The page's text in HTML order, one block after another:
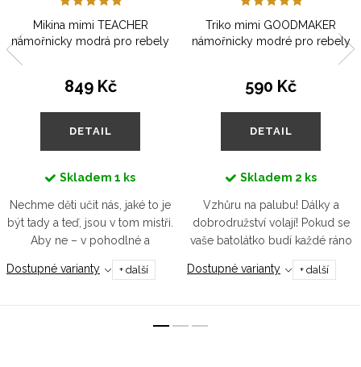
Mikina mimi TEACHER
námořnicky modrá pro rebely
849 Kč
DETAIL
Skladem 1 ks
Nechme děti učit nás, jaké to je
být tady a teď, jsou v tom mistři.
Aby ne – v pohodlné a
teploučké mikině s rozepínáním
na rameni je nic neomezuje a
Dostupné varianty + další
Triko mimi GOODMAKER
námořnicky modré pro rebely
590 Kč
DETAIL
Skladem 2 ks
Vzhůru na palubu! Dálky a
dobrodružství volají! Pokud se
vaše batolátko budí každé ráno
s tímhle pocitem, máme pro něj
tričko v námořnicky modré
Dostupné varianty + další